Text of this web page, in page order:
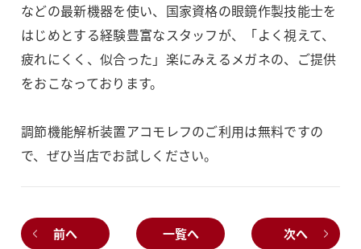
などの最新機器を使い、国家資格の眼鏡作製技能士を
はじめとする経験豊富なスタッフが、「よく視えて、
疲れにくく、似合った」楽にみえるメガネの、ご提供
をおこなっております。
調節機能解析装置アコモレフのご利用は無料ですの
で、ぜひ当店でお試しください。
前へ 一覧へ 次へ